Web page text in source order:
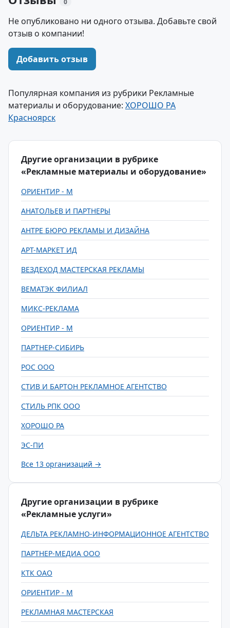
0
Не опубликовано ни одного отзыва. Добавьте свой
отзыв о компании!
Добавить отзыв
Популярная компания из рубрики Рекламные
материалы и оборудование: ХОРОШО РА
Красноярск
Другие организации в рубрике
«Рекламные материалы и оборудование»
ОРИЕНТИР - М
АНАТОЛЬЕВ И ПАРТНЕРЫ
АНТРЕ БЮРО РЕКЛАМЫ И ДИЗАЙНА
АРТ-МАРКЕТ ИД
ВЕЗДЕХОД МАСТЕРСКАЯ РЕКЛАМЫ
ВЕМАТЭК ФИЛИАЛ
МИКС-РЕКЛАМА
ОРИЕНТИР - М
ПАРТНЕР-СИБИРЬ
РОС ООО
СТИВ И БАРТОН РЕКЛАМНОЕ АГЕНТСТВО
СТИЛЬ РПК ООО
ХОРОШО РА
ЭС-ПИ
Все 13 организаций →
Другие организации в рубрике
«Рекламные услуги»
ДЕЛЬТА РЕКЛАМНО-ИНФОРМАЦИОННОЕ АГЕНТСТВО
ПАРТНЕР-МЕДИА ООО
КТК ОАО
ОРИЕНТИР - М
РЕКЛАМНАЯ МАСТЕРСКАЯ